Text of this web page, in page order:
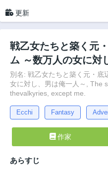
更新
戦乙女たちと築く元
ム ～数万人の女に対
別名: 戦乙女たちと築く元・底
女に対し、男は俺一人～, The
thevalkyries, except me.
Ecchi Fantasy
作家
あらすじ